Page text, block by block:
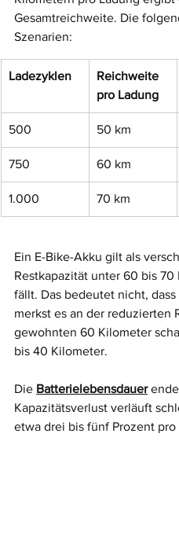
Gesamtreichweite. Die
Szenarien:
Ladezyklen
Reichweite
pro Ladung
500 50 km
750 60 km
1.000 70 km
Ein E-Bike-Akku gilt als
Restkapazität unter 60 bis
fällt. Das bedeutet nicht,
merkst es an der reduzierten
gewohnten 60 Kilometer
bis 40 Kilometer.
Die Batterielebensdauer
Kapazitätsverlust verläuft
etwa drei bis fünf Prozent